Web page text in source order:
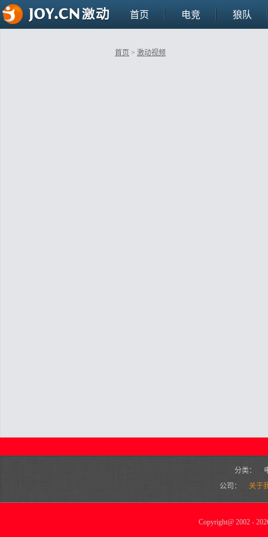
首页 电竞 狼队
首页 > 激动视频
分类：
公司：
关于
Copyright@2002 -